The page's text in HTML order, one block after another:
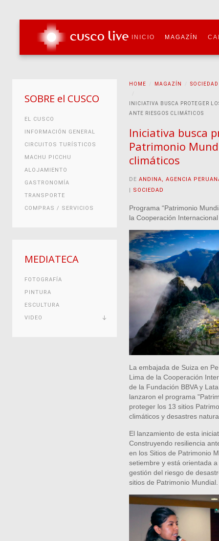
INICIO MAGAZÍN
HOME MAGAZÍN SOCIEDAD
INICIATIVA BUSCA PROTEGER
ANTE RIESGOS CLIMÁTICOS
Iniciativa busca
Patrimonio
climáticos
DE ANDINA, AGENCIA
| SOCIEDAD
Programa “Patrimonio
la Cooperación
La embajada de Suiza en
Lima de la Cooperación
de la Fundación BBVA y
lanzaron el programa
proteger los 13 sitios
climáticos y desastres
El lanzamiento de esta
Construyendo resiliencia
en los Sitios de Patrimonio
setiembre y está orientada
gestión del riesgo de
sitios de Patrimonio Mundial.
SOBRE el CUSCO
EL CUSCO
INFORMACIÓN GENERAL
CIRCUITOS TURÍSTICOS
MACHU PICCHU
ALOJAMIENTO
GASTRONOMÍA
TRANSPORTE
COMPRAS / SERVICIOS
MEDIATECA
FOTOGRAFÍA
PINTURA
ESCULTURA
VIDEO